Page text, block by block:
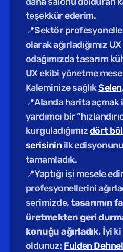
teşekkür ederim.
📍Sektör
olarak ağırladığımız
odağımızda tasarım
UX ekibi yönetme
Kaleminize sağlık Selen
📍Alanda harita
yardımcı bir
kurguladığımız dört
serisinin ilk
tamamladık.
📍Yaptığı işi mesele
profesyonellerini
serimizde, tasarımın
üretmekten geri
konuğu ağırladık. İyi ki
oldunuz: Fulden